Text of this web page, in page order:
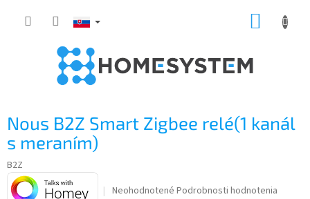
Nous B2Z Smart Zigbee relé(1 kanál
s meraním)
B2Z
Priemerné
Neohodnotené Podrobnosti hodnotenia